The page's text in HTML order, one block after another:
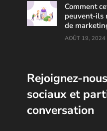
Comment
peuvent-ils
de
AOÛT 19, 2024
Rejoignez-
sociaux et
conversation